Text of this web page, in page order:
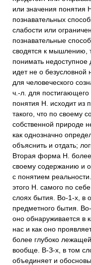
или значения
познавательных
слабости или
познавательные
сводятся к мышлению,
понимать
идет не о безусловной
для человеческого
ч.-л. для
понятия Н. исходит из
такого, что по своему
собственной природе
как однозначно
объяснить и отдать;
Вторая форма Н.
своему содержанию и
с понятием
этого Н. самого по
слоях бытия. Во-1-х, в
предметного бытия.
оно обнаруживается в
нас и как оно
более глубоко
вообще. В-З-х, в том
объединяет и